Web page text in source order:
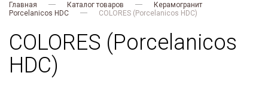
Главная Каталог товаров
Керамогранит
Porcelanicos HDC
COLORES (Porcelanicos HDC)
COLORES (Porcelanicos
HDC)